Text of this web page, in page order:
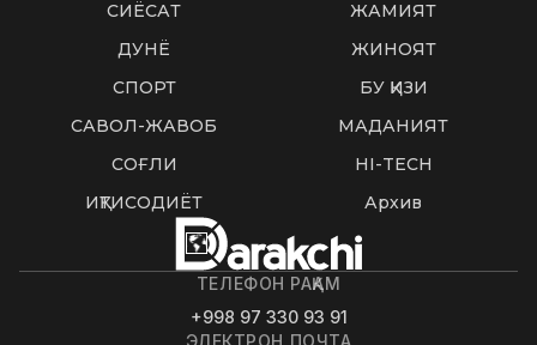
СИËСАТ
ЖАМИЯТ
ДУНË
ЖИНОЯТ
СПОРТ
БУ ҚИЗИҚ
САВОЛ-ЖАВОБ
МАДАНИЯТ
СОҒЛИҚ
HI-TECH
ИҚТИСОДИЁТ
Архив
ТЕЛЕФОН РАҚАМ
+998 97 330 93 91
ЭЛЕКТРОН ПОЧТА